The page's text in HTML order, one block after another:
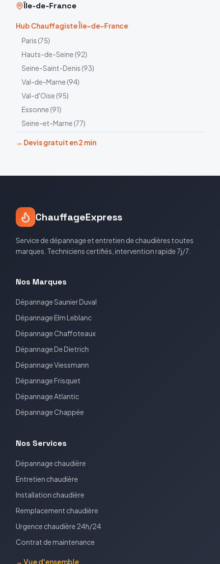
Île-de-France
Hub Chauffagiste Île-de-France
Paris (75)
Hauts-de-Seine (92)
Seine-Saint-Denis (93)
Val-de-Marne (94)
Val-d'Oise (95)
Essonne (91)
Seine-et-Marne (77)
→ Devis gratuit en 2 min
ChauffageExpress
Service de dépannage et entretien de chaudières toutes
marques. Techniciens certifiés, intervention rapide 7j/7.
Nos Marques
DépannageSaunier Duval
DépannageElm Leblanc
Dépannage Chaffoteaux
DépannageDe Dietrich
DépannageViessmann
DépannageFrisquet
DépannageAtlantic
Dépannage Chappée
Nos Services
Dépannage chaudière
Entretien chaudière
Installation chaudière
Remplacement chaudière
Urgence chaudière 24h/24
Contrat de maintenance
→ Vue d'ensemble